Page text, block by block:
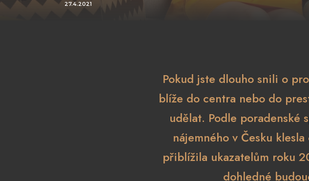
27.4.2021
Pokud jste dlouho snili o
blíže do centra nebo do
udělat. Podle poradenské
nájemného v Česku
přiblížila ukazatelům roku
dohledné